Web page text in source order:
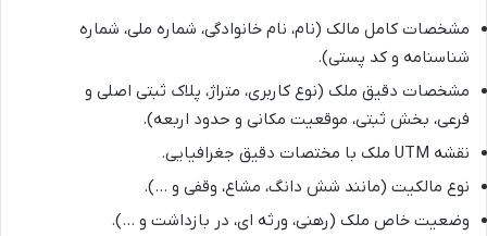
مشخصات کامل مالک (نام، نام خانوادگی، شماره ملی، شماره
شناسنامه و کد پستی).
مشخصات دقیق ملک (نوع کاربری، متراژ، پلاک ثبتی اصلی و
فرعی، بخش ثبتی، موقعیت مکانی و حدود اربعه).
نقشه UTM ملک با مختصات دقیق جغرافیایی.
نوع مالکیت (مانند شش دانگ، مشاع، وقفی و …).
وضعیت خاص ملک (رهنی، ورثه ای، در بازداشت و …).